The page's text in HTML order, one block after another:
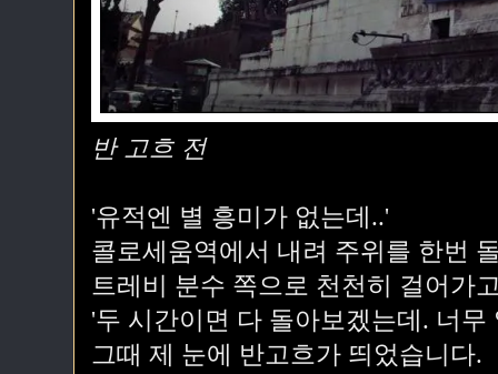
반 고흐 전
'유적엔 별 흥미가 없는데..'
콜로세움역에서 내려 주위를 한번
트레비 분수 쪽으로 천천히 걸어가
'두 시간이면 다 돌아보겠는데. 너무
그때 제 눈에 반고흐가 띄었습니다.